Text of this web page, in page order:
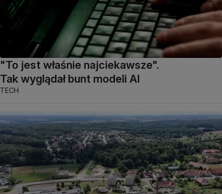
"To jest właśnie najciekawsze".
Tak wyglądał bunt modeli AI
TECH